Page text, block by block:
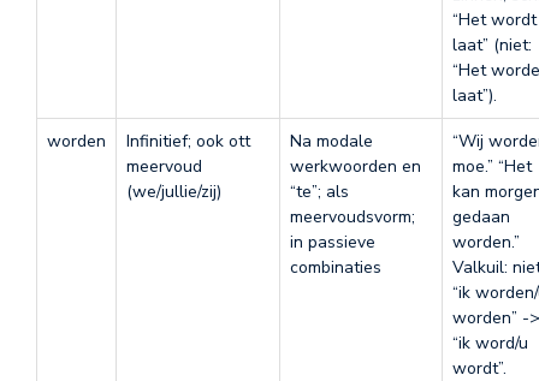
“Het wordt
laat” (niet:
“Het worde
laat”).
worden
Infinitief; ook ott
meervoud
(we/jullie/zij)
Na modale
werkwoorden en
“te”; als
meervoudsvorm;
in passieve
combinaties
“Wij
moe.” “Het
kan
gedaan
worden.”
Valkuil:
“ik
worden” ->
“ik word/u
wordt”.